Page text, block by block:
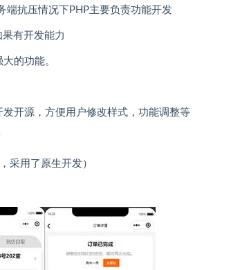
端抗压情况下PHP主要负责功能开发
有开发能力
的功能。
开源，方便用户修改样式，功能调整等
采用了原生开发）